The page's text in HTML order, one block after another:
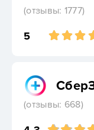
(отзывы: 1777)
5
(отзывы: 668)